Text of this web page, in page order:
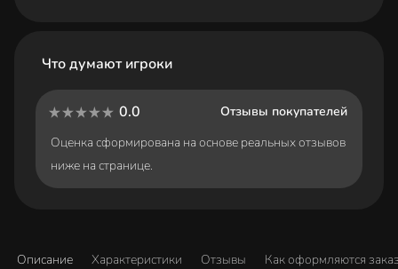
Что думают игроки
0.0
Отзывы покупателей
Оценка сформирована на основе реальных отзывов
ниже на странице.
Описание Характеристики Отзывы Как оформляются